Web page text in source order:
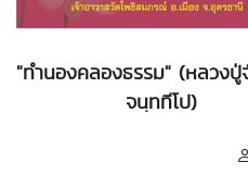
"ทำนองคลองธรรม" (หลวงปู่
จนฺททีโป)